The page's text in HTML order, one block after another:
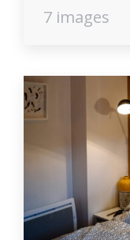
7 images